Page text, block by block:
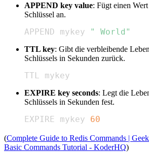
APPEND key value: Fügt einen
Schlüssel an.
APPEND mykey " World"
TTL key: Gibt die verbleibende
Schlüssels in Sekunden zurück.
TTL mykey
EXPIRE key seconds: Legt die
Schlüssels in Sekunden fest.
EXPIRE mykey 60
(Complete Guide to Redis Commands |
Basic Commands Tutorial - KoderHQ)